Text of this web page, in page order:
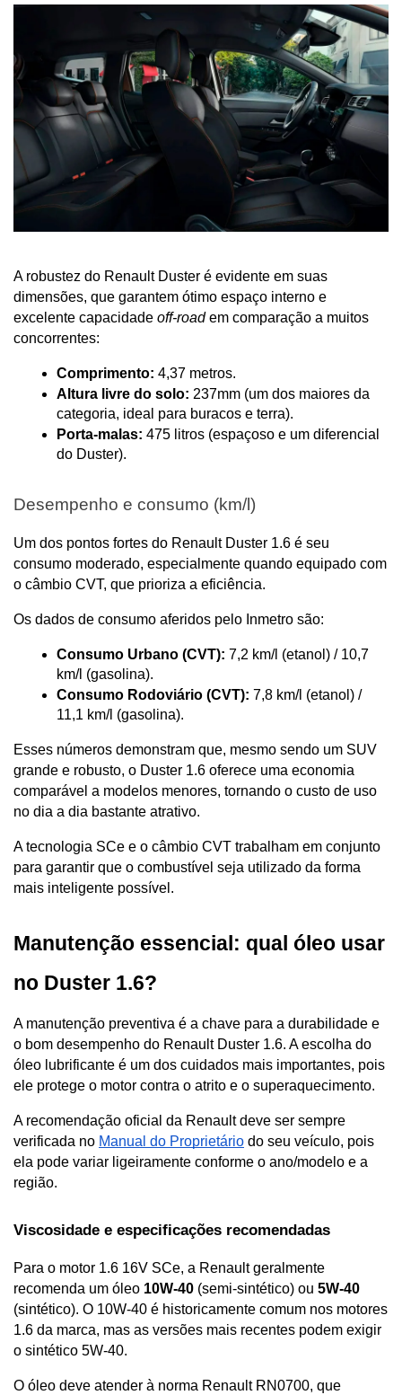
A robustez do Renault Duster é evidente em suas
dimensões, que garantem ótimo espaço interno e
excelente capacidade off-road em comparação a muitos
concorrentes:
Comprimento: 4,37 metros.
Altura livre do solo: 237mm (um dos maiores da
categoria, ideal para buracos e terra).
Porta-malas: 475 litros (espaçoso e um diferencial
do Duster).
Desempenho e consumo (km/l)
Um dos pontos fortes do Renault Duster 1.6 é seu
consumo moderado, especialmente quando equipado com
o câmbio CVT, que prioriza a eficiência.
Os dados de consumo aferidos pelo Inmetro são:
Consumo Urbano (CVT): 7,2 km/l (etanol) / 10,7
km/l (gasolina).
Consumo Rodoviário (CVT): 7,8 km/l (etanol) /
11,1 km/l (gasolina).
Esses números demonstram que, mesmo sendo um SUV
grande e robusto, o Duster 1.6 oferece uma economia
comparável a modelos menores, tornando o custo de uso
no dia a dia bastante atrativo.
A tecnologia SCe e o câmbio CVT trabalham em conjunto
para garantir que o combustível seja utilizado da forma
mais inteligente possível.
Manutenção essencial: qual óleo usar
no Duster 1.6?
A manutenção preventiva é a chave para a durabilidade e
o bom desempenho do Renault Duster 1.6. A escolha do
óleo lubrificante é um dos cuidados mais importantes, pois
ele protege o motor contra o atrito e o superaquecimento.
A recomendação oficial da Renault deve ser sempre
verificada no Manual do Proprietário do seu veículo, pois
ela pode variar ligeiramente conforme o ano/modelo e a
região.
Viscosidade e especificações recomendadas
Para o motor 1.6 16V SCe, a Renault geralmente
recomenda um óleo 10W-40 (semi-sintético) ou 5W-40
(sintético). O 10W-40 é historicamente comum nos motores
1.6 da marca, mas as versões mais recentes podem exigir
o sintético 5W-40.
O óleo deve atender à norma Renault RN0700, que